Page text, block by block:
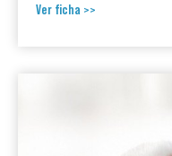
Ver ficha >>